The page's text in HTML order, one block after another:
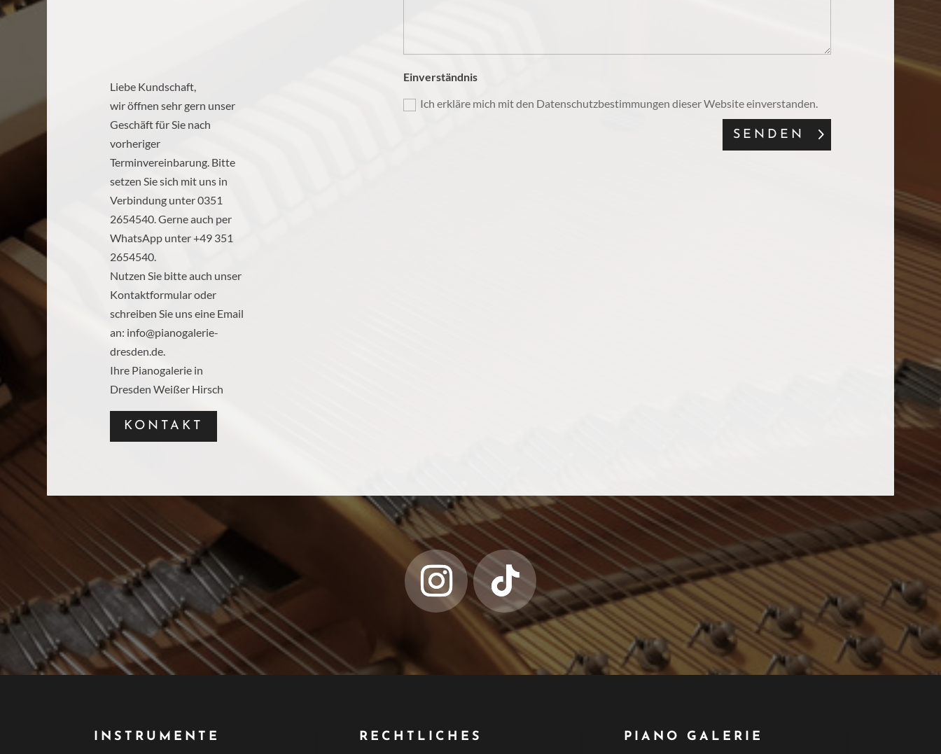
Liebe Kundschaft,
wir öffnen sehr gern unser
Geschäft für Sie nach
vorheriger
Terminvereinbarung. Bitte
setzen Sie sich mit uns in
Verbindung unter 0351
2654540. Gerne auch per
WhatsApp unter +49 351
2654540.
Nutzen Sie bitte auch unser
Kontaktformular oder
schreiben Sie uns eine Email
an: info@pianogalerie-
dresden.de
Ihre Pianogalerie in
Dresden Weißer Hirsch
KONTAKT
Einverständnis
Ich erkläre mich mit den Datenschutzbestimmungen dieser Website einverstanden.
SENDEN
INSTRUMENTE
RECHTLICHES
PIANO GALERIE